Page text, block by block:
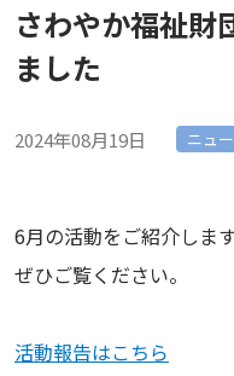
さわやか福祉財
ました
2024年08月19日 ニュ
6月の活動をご紹介します
ぜひご覧ください。
活動報告はこちら